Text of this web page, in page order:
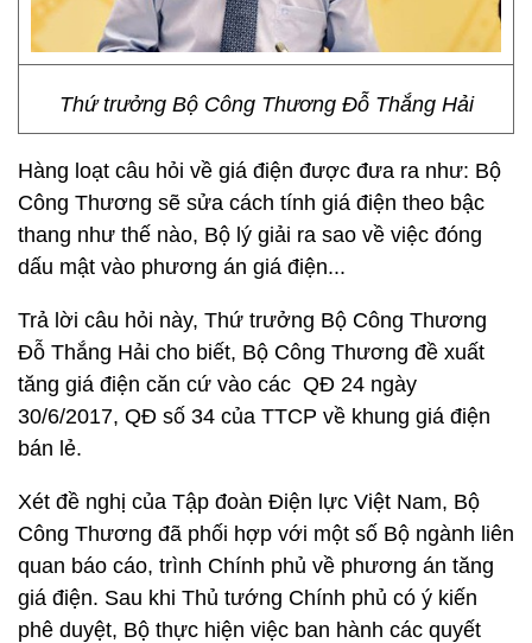
Thứ trưởng Bộ Công Thương Đỗ Thắng Hải
Hàng loạt câu hỏi về giá điện được đưa ra như: Bộ
Công Thương sẽ sửa cách tính giá điện theo bậc
thang như thế nào, Bộ lý giải ra sao về việc đóng
dấu mật vào phương án giá điện...
Trả lời câu hỏi này, Thứ trưởng Bộ Công Thương
Đỗ Thắng Hải cho biết, Bộ Công Thương đề xuất
tăng giá điện căn cứ vào các QĐ 24 ngày
30/6/2017, QĐ số 34 của TTCP về khung giá điện
bán lẻ.
Xét đề nghị của Tập đoàn Điện lực Việt Nam, Bộ
Công Thương đã phối hợp với một số Bộ ngành liên
quan báo cáo, trình Chính phủ về phương án tăng
giá điện. Sau khi Thủ tướng Chính phủ có ý kiến
phê duyệt, Bộ thực hiện việc ban hành các quyết